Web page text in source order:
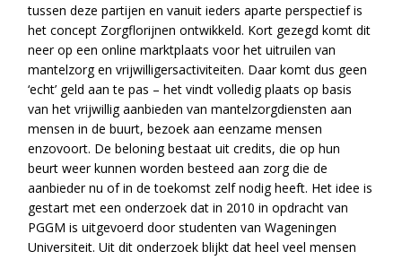
tussen deze partijen en vanuit ieders aparte perspectief is
het concept Zorgflorijnen ontwikkeld. Kort gezegd komt dit
neer op een online marktplaats voor het uitruilen van
mantelzorg en vrijwilligersactiviteiten. Daar komt dus geen
‘echt’ geld aan te pas – het vindt volledig plaats op basis
van het vrijwillig aanbieden van mantelzorgdiensten aan
mensen in de buurt, bezoek aan eenzame mensen
enzovoort. De beloning bestaat uit credits, die op hun
beurt weer kunnen worden besteed aan zorg die de
aanbieder nu of in de toekomst zelf nodig heeft. Het idee is
gestart met een onderzoek dat in 2010 in opdracht van
PGGM is uitgevoerd door studenten van Wageningen
Universiteit. Uit dit onderzoek blijkt dat heel veel mensen